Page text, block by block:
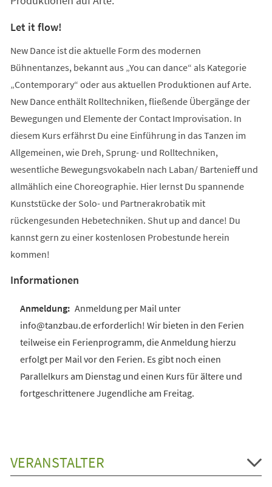
Let it flow!
New Dance ist die aktuelle Form des modernen
Bühnentanzes, bekannt aus „You can dance“ als Kategorie
„Contemporary“ oder aus aktuellen Produktionen auf Arte.
New Dance enthält Rolltechniken, fließende Übergänge der
Bewegungen und Elemente der Contact Improvisation. In
diesem Kurs erfährst Du eine Einführung in das Tanzen im
Allgemeinen, wie Dreh, Sprung- und Rolltechniken,
wesentliche Bewegungsvokabeln nach Laban/ Bartenieff und
allmählich eine Choreographie. Hier lernst Du spannende
Kunststücke der Solo- und Partnerakrobatik mit
rückengesunden Hebetechniken. Shut up and dance! Du
kannst gern zu einer kostenlosen Probestunde herein
kommen!
Informationen
Anmeldung per Mail unter
info@tanzbau.de erforderlich! Wir bieten in den Ferien
teilweise ein Ferienprogramm, die Anmeldung hierzu
erfolgt per Mail vor den Ferien. Es gibt noch einen
Parallelkurs am Dienstag und einen Kurs für ältere und
fortgeschrittenere Jugendliche am Freitag.
VERANSTALTER